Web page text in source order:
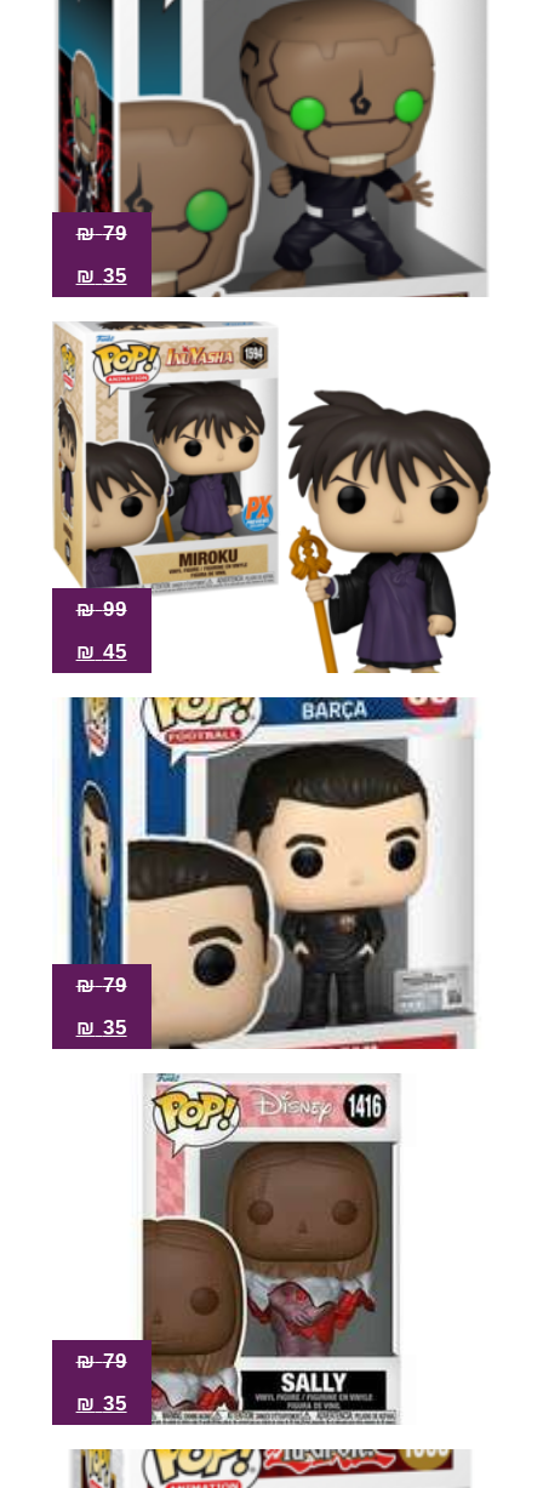
79
₪
35
₪
99
₪
45
₪
79
₪
35
₪
79
₪
35
₪